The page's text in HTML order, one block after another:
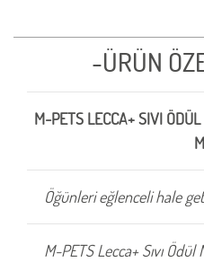
-ÜRÜN
M-PETS LECCA+ SIVI
Öğünleri eğlenceli hale
M-PETS Lecca+ Sıvı